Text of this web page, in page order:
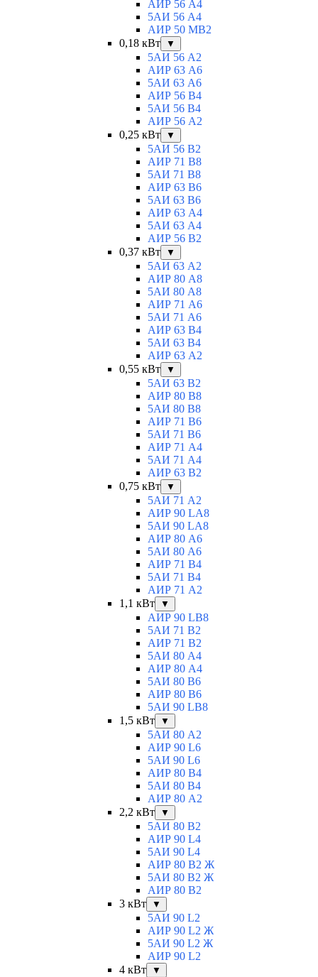
АИР 56 А4
5АИ 56 A4
АИР 50 МВ2
0,18 кВт
▼
5АИ 56 A2
АИР 63 А6
5АИ 63 A6
АИР 56 В4
5АИ 56 В4
АИР 56 А2
0,25 кВт
▼
5АИ 56 B2
АИР 71 В8
5АИ 71 B8
АИР 63 B6
5АИ 63 B6
АИР 63 А4
5АИ 63 A4
АИР 56 В2
0,37 кВт
▼
5АИ 63 A2
АИР 80 А8
5АИ 80 A8
АИР 71 А6
5АИ 71 A6
АИР 63 B4
5АИ 63 B4
АИР 63 А2
0,55 кВт
▼
5АИ 63 B2
АИР 80 B8
5АИ 80 В8
АИР 71 В6
5АИ 71 B6
АИР 71 А4
5АИ 71 A4
АИР 63 B2
0,75 кВт
▼
5АИ 71 A2
АИР 90 LA8
5АИ 90 LA8
АИР 80 А6
5АИ 80 A6
АИР 71 В4
5АИ 71 B4
АИР 71 A2
1,1 кВт
▼
АИР 90 LB8
5АИ 71 B2
АИР 71 В2
5АИ 80 A4
АИР 80 А4
5АИ 80 В6
АИР 80 B6
5АИ 90 LB8
1,5 кВт
▼
5АИ 80 A2
АИР 90 L6
5АИ 90 L6
АИР 80 B4
5АИ 80 B4
АИР 80 А2
2,2 кВт
▼
5АИ 80 B2
АИР 90 L4
5АИ 90 L4
АИР 80 В2 Ж
5АИ 80 В2 Ж
АИР 80 B2
3 кВт
▼
5АИ 90 L2
АИР 90 L2 Ж
5АИ 90 L2 Ж
АИР 90 L2
4 кВт
▼